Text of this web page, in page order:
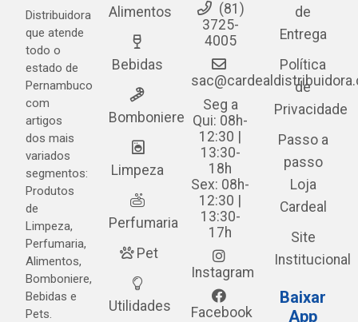
Distribuidora
que atende
todo o
estado de
Pernambuco
com
artigos
dos mais
variados
segmentos:
Produtos
de
Limpeza,
Perfumaria,
Alimentos,
Bomboniere,
Bebidas e
Pets.
Alimentos
Bebidas
Bomboniere
Limpeza
Perfumaria
Pet
Utilidades
(81)
3725-
4005
Seg a
Qui: 08h-
12:30 |
13:30-
18h
Sex: 08h-
12:30 |
13:30-
17h
Instagram
Facebook
de
Entrega
Política
de
Privacidade
Passo a
passo
Loja
Cardeal
Site
Institucional
Baixar
App